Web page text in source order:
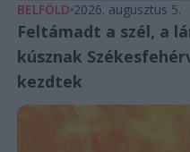
BELFÖLD 2026. augusztus 5.
Feltámadt a szél, a
kúsznak
kezdtek